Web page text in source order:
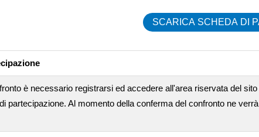
SCARICA SCHEDA DI
è necessario registrarsi ed accedere all'area riservata del
partecipazione. Al momento della conferma del confronto ne